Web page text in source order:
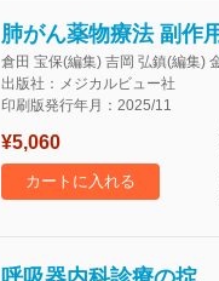
肺がん薬物療法 副作
倉田 宝保(編集) 吉岡 弘鎮(編集)
出版社：メジカルビュー社
印刷版発行年月：2025/11
¥5,060
カートに入れる